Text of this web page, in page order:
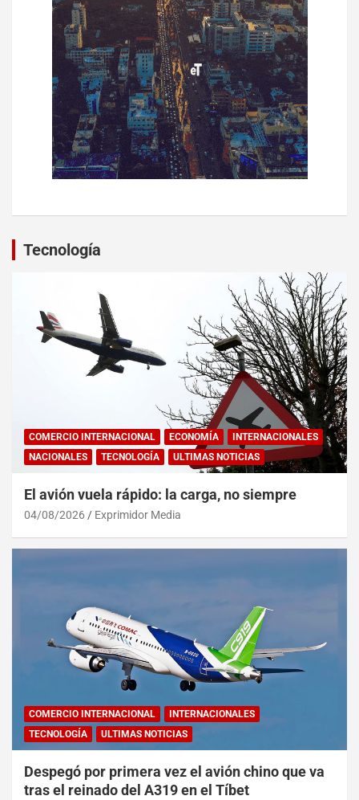
Tecnología
COMERCIO INTERNACIONAL ECONOMÍA
INTERNACIONALES
NACIONALES
TECNOLOGÍA ULTIMAS NOTICIAS
El avión vuela rápido: la carga, no siempre
04/08/2026 Exprimidor Media
COMERCIO INTERNACIONAL
INTERNACIONALES
TECNOLOGÍA
ULTIMAS NOTICIAS
Despegó por primera vez el avión chino que va
tras el reinado del A319 en el Tíbet